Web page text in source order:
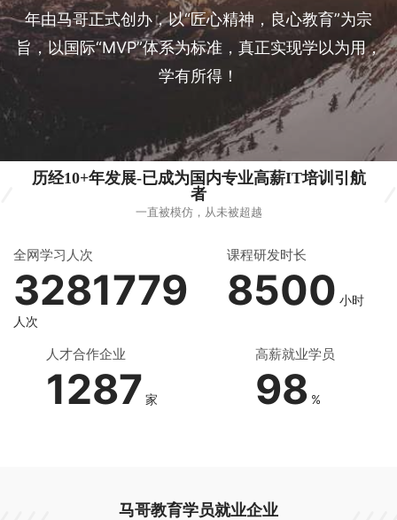
年由马哥正式创办，以“匠心精神，良心教育”为宗
旨，以国际“MVP”体系为标准，真正实现学以为用，
学有所得！
历经10+年发展-已成为国内专业高薪IT培训引航
者
一直被模仿，从未被超越
全网学习人次
3281779
人次
课程研发时长
8500 小时
人才合作企业
1287 家
高薪就业学员
98 %
马哥教育学员就业企业